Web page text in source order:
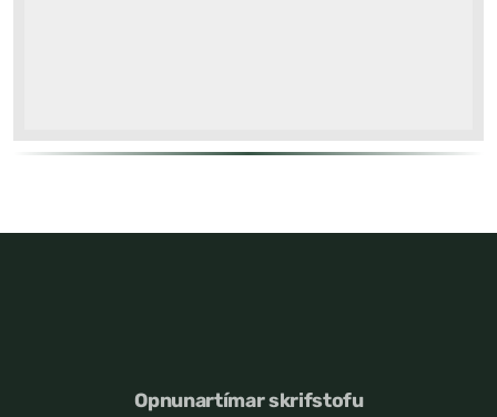
Opnunartímar skrifstofu